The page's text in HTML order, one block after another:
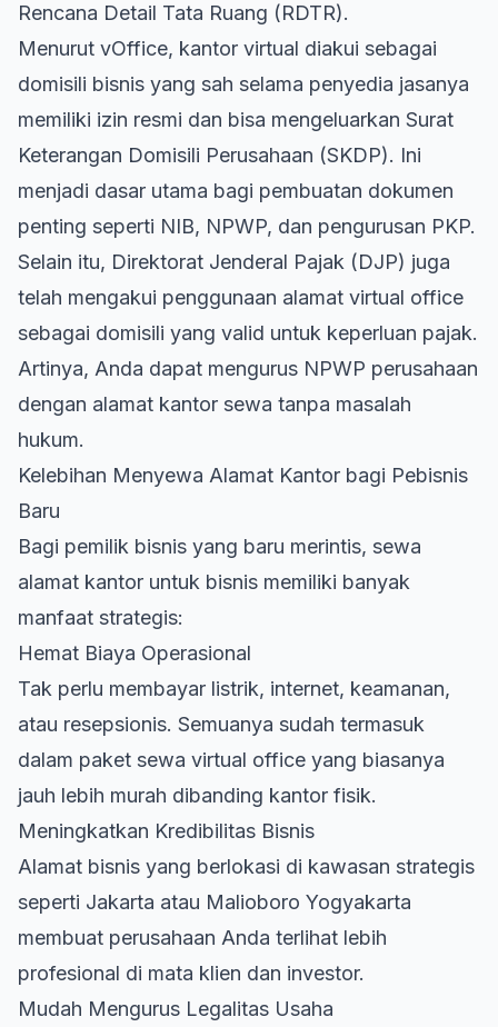
Rencana Detail Tata Ruang (RDTR).
Menurut vOffice, kantor virtual diakui sebagai
domisili bisnis yang sah selama penyedia jasanya
memiliki izin resmi dan bisa mengeluarkan Surat
Keterangan Domisili Perusahaan (SKDP). Ini
menjadi dasar utama bagi pembuatan dokumen
penting seperti NIB, NPWP, dan pengurusan PKP.
Selain itu, Direktorat Jenderal Pajak (DJP) juga
telah mengakui penggunaan alamat virtual office
sebagai domisili yang valid untuk keperluan pajak.
Artinya, Anda dapat mengurus NPWP perusahaan
dengan alamat kantor sewa tanpa masalah
hukum.
Kelebihan Menyewa Alamat Kantor bagi Pebisnis
Baru
Bagi pemilik bisnis yang baru merintis, sewa
alamat kantor untuk bisnis memiliki banyak
manfaat strategis:
Hemat Biaya Operasional
Tak perlu membayar listrik, internet, keamanan,
atau resepsionis. Semuanya sudah termasuk
dalam paket sewa virtual office yang biasanya
jauh lebih murah dibanding kantor fisik.
Meningkatkan Kredibilitas Bisnis
Alamat bisnis yang berlokasi di kawasan strategis
seperti Jakarta atau Malioboro Yogyakarta
membuat perusahaan Anda terlihat lebih
profesional di mata klien dan investor.
Mudah Mengurus Legalitas Usaha